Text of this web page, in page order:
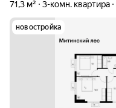
71,3 м²
3-комн. квартира
новостройка